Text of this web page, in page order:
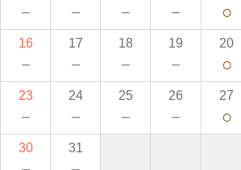
－ － － － ○
16
－
17
－
18
－
19
－
20
○
23
－
24
－
25
－
26
－
27
○
30 31